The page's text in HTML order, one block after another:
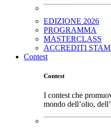
EDIZIONE 2026
PROGRAMMA
MASTERCLASS
ACCREDITI
Contest
Contest
I contest che
mondo dell’olio,